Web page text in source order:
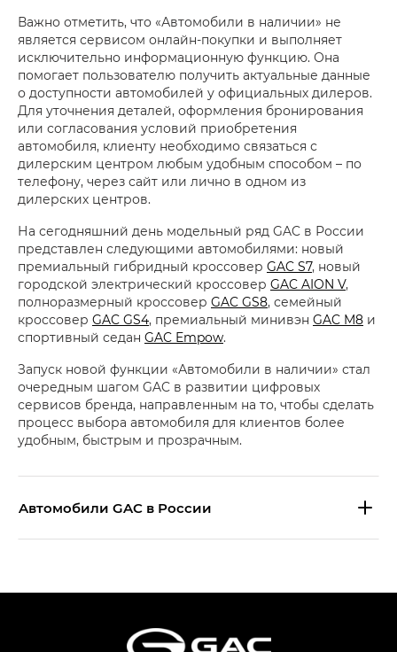
Важно отметить, что «Автомобили в наличии» не
является сервисом онлайн-покупки и выполняет
исключительно информационную функцию. Она
помогает пользователю получить актуальные данные
о доступности автомобилей у официальных дилеров.
Для уточнения деталей, оформления бронирования
или согласования условий приобретения
автомобиля, клиенту необходимо связаться с
дилерским центром любым удобным способом – по
телефону, через сайт или лично в одном из
дилерских центров.
На сегодняшний день модельный ряд GAC в России
представлен следующими автомобилями: новый
премиальный гибридный кроссовер GAC S7, новый
городской электрический кроссовер GAC AION V,
полноразмерный кроссовер GAC GS8, семейный
кроссовер GAC GS4, премиальный минивэн GAC M8 и
спортивный седан GAC Empow.
Запуск новой функции «Автомобили в наличии» стал
очередным шагом GAC в развитии цифровых
сервисов бренда, направленным на то, чтобы сделать
процесс выбора автомобиля для клиентов более
удобным, быстрым и прозрачным.
Aвтомобили GAC в России
Эс Икс ПРЕМИУМ — SX PREMIUM
S7 — Эс 7 (S7) в комплектациях
Эс Икс ПРЕМИУМ — SX PREMIUM, Эс Тэ — ST